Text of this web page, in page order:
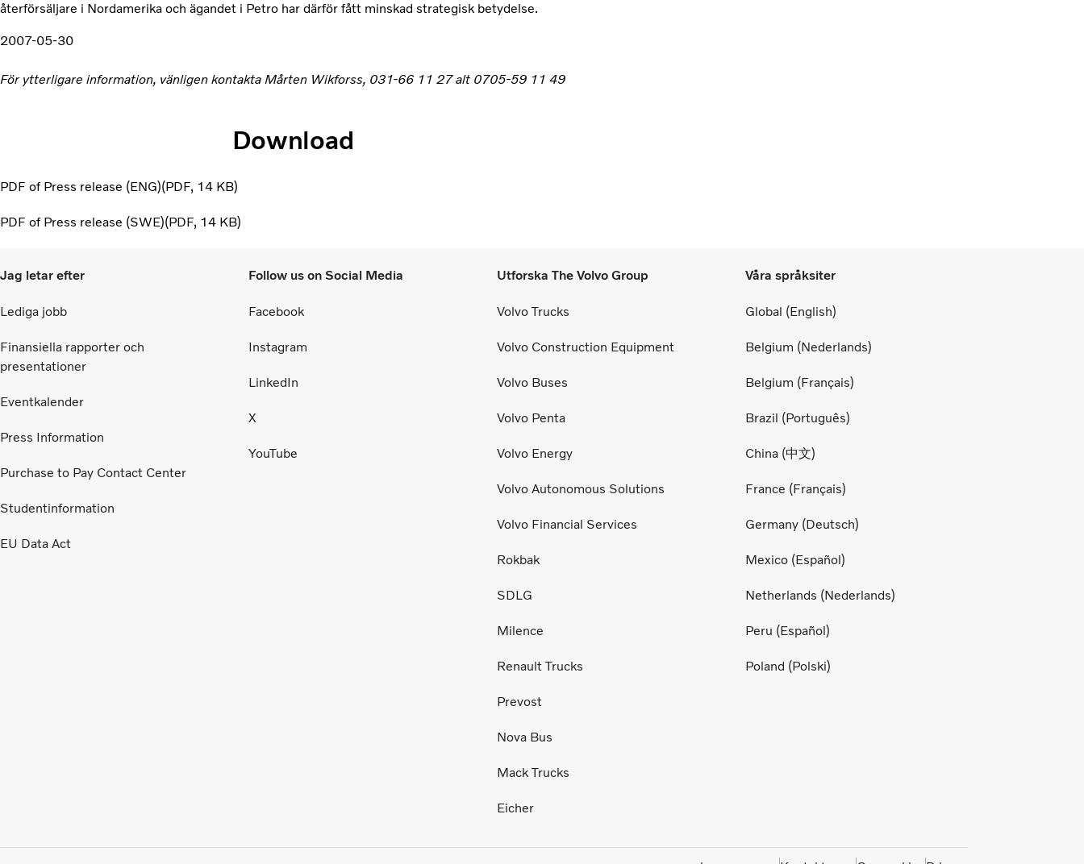
återförsäljare i Nordamerika och ägandet i Petro har därför fått minskad strategisk betydelse.
2007-05-30
För ytterligare information, vänligen kontakta Mårten Wikforss, 031-66 11 27 alt 0705-59 11 49
Download
PDF of Press release (ENG) PDF 14 KB
PDF of Press release (SWE) PDF 14 KB
Jag letar efter
Lediga jobb
Finansiella rapporter och
presentationer
Eventkalender
Press Information
Purchase to Pay Contact Center
Studentinformation
EU Data Act
Follow us on Social Media
Facebook
Instagram
LinkedIn
X
YouTube
Utforska The Volvo Group
Volvo Trucks
Volvo Construction Equipment
Volvo Buses
Volvo Penta
Volvo Energy
Volvo Autonomous Solutions
Volvo Financial Services
Rokbak
SDLG
Milence
Renault Trucks
Prevost
Nova Bus
Mack Trucks
Eicher
Våra språksiter
Global (English)
Belgium (Nederlands)
Belgium (Français)
Brazil (Português)
China (中文)
France (Français)
Germany (Deutsch)
Mexico (Español)
Netherlands (Nederlands)
Peru (Español)
Poland (Polski)